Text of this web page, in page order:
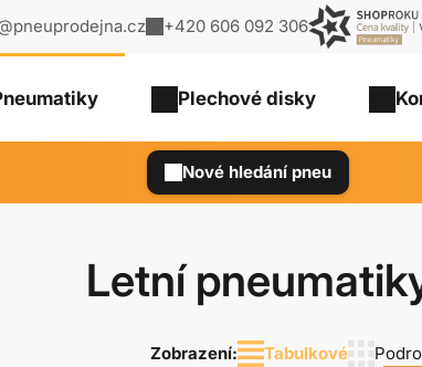
Plechové disky
+420 606 092 306
Nové hledání pneu
Letní
Zobrazení: Tabulkové